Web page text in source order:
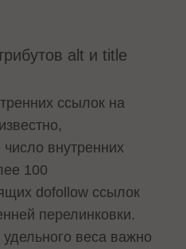
alt и title
ссылок на
внутренних
100
dofollow ссылок
перелинковки.
веса важно